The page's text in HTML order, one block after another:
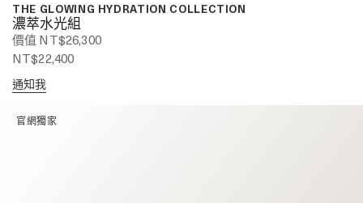
THE GLOWING HYDRATION COLLECTION
濃萃水光組
價值 NT$26,300
NT$22,400
通知我
官網獨家